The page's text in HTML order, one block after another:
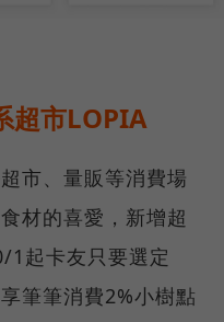
超市LOPIA
市、量販等消費場
材的喜愛，新增超
1起卡友只要選定
筆筆消費2%小樹點